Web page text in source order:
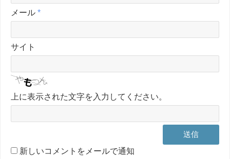
メール *
サイト
上に表示された文字を入力してください。
新しいコメントをメールで通知